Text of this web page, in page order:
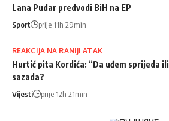
Lana Pudar predvodi BiH na EP
Sport prije 11h 29min
REAKCIJA NA RANIJI ATAK
Hurtić pita Kordića: “Da uđem sprijeda ili
sazada?
Vijesti prije 12h 21min